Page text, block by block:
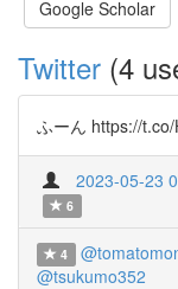
Google Scholar
Twitter (4
ふーん https://
2023-05-23
6
4
@tsukumo352